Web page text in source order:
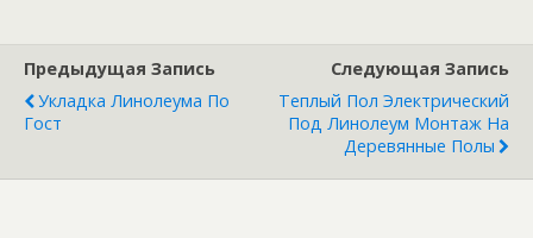
Предыдущая Запись
Укладка Линолеума По
Гост
Следующая Запись
Теплый Пол Электрический
Под Линолеум Монтаж На
Деревянные Полы